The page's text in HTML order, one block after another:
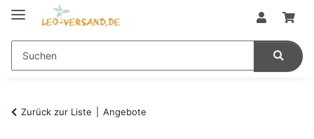
Zurück zur Liste Angebote